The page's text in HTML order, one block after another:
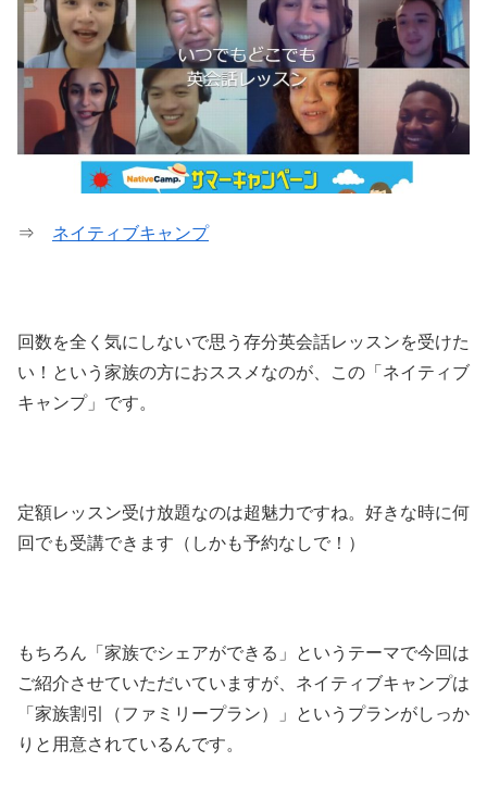
⇒ ネイティブキャンプ
回数を全く気にしないで思う存分英会話レッスンを受けた
い！という家族の方におススメなのが、この「ネイティブ
キャンプ」です。
定額レッスン受け放題なのは超魅力ですね。好きな時に何
回でも受講できます（しかも予約なしで！）
もちろん「家族でシェアができる」というテーマで今回は
ご紹介させていただいていますが、ネイティブキャンプは
「家族割引（ファミリープラン）」というプランがしっか
りと用意されているんです。